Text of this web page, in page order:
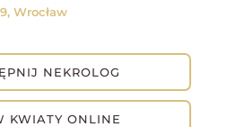
Wrocław
NEKROLOG
KWIATY ONLINE